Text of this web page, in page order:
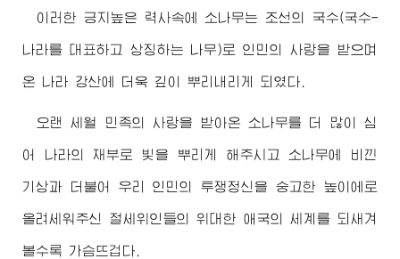
이러한 긍지높은 력사속에 소나무는 조선의 국수(국수-
나라를 대표하고 상징하는 나무)로 인민의 사랑을 받으며
온 나라 강산에 더욱 깊이 뿌리내리게 되였다.
오랜 세월 민족의 사랑을 받아온 소나무를 더 많이 심
어 나라의 재부로 빛을 뿌리게 해주시고 소나무에 비낀
기상과 더불어 우리 인민의 투쟁정신을 숭고한 높이에로
올려세워주신 절세위인들의 위대한 애국의 세계를 되새겨
볼수록 가슴뜨겁다.